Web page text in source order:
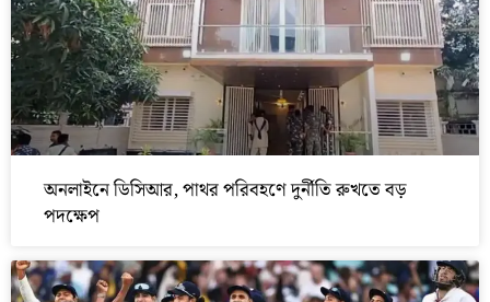
অনলাইনে ডিসিআর, পাথর পরিবহণে দুর্নীতি রুখতে বড়
পদক্ষেপ